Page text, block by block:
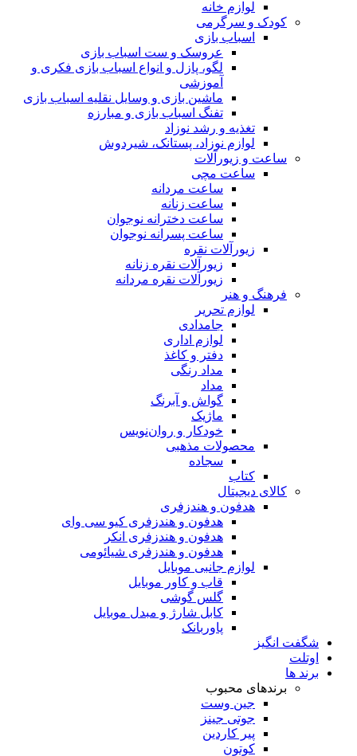
لوازم خانه
کودک و سرگرمی
اسباب بازی
عروسک و ست اسباب بازی
لگو، پازل و انواع اسباب بازی فکری و
آموزشی
ماشین بازی و وسایل نقلیه اسباب بازی
تفنگ اسباب بازی و مبارزه
تغذیه و رشد نوزاد
لوازم نوزاد، پستانک، شیردوش
ساعت و زیور‌آلات
ساعت مچی
ساعت مردانه
ساعت زنانه
ساعت دخترانه نوجوان
ساعت پسرانه نوجوان
زیورآلات نقره
زیورآلات نقره زنانه
زیورآلات نقره مردانه
فرهنگ و هنر
لوازم تحریر
جامدادی
لوازم اداری
دفتر و کاغذ
مداد رنگی
مداد
گواش و آبرنگ
ماژیک
خودکار و روان‌نویس
محصولات مذهبی
سجاده
کتاب
کالای دیجیتال
هدفون و هندزفری
هدفون و هندزفری کیو سی وای
هدفون و هندزفری انکر
هدفون و هندزفری شیائومی
لوازم جانبی موبایل
قاب و کاور موبایل
گلس گوشی
کابل شارژ و مبدل موبایل
پاوربانک
شگفت انگیز
اوتلت
برند ها
برندهای محبوب
جین وست
جوتی جینز
پیر کاردین
کوتون